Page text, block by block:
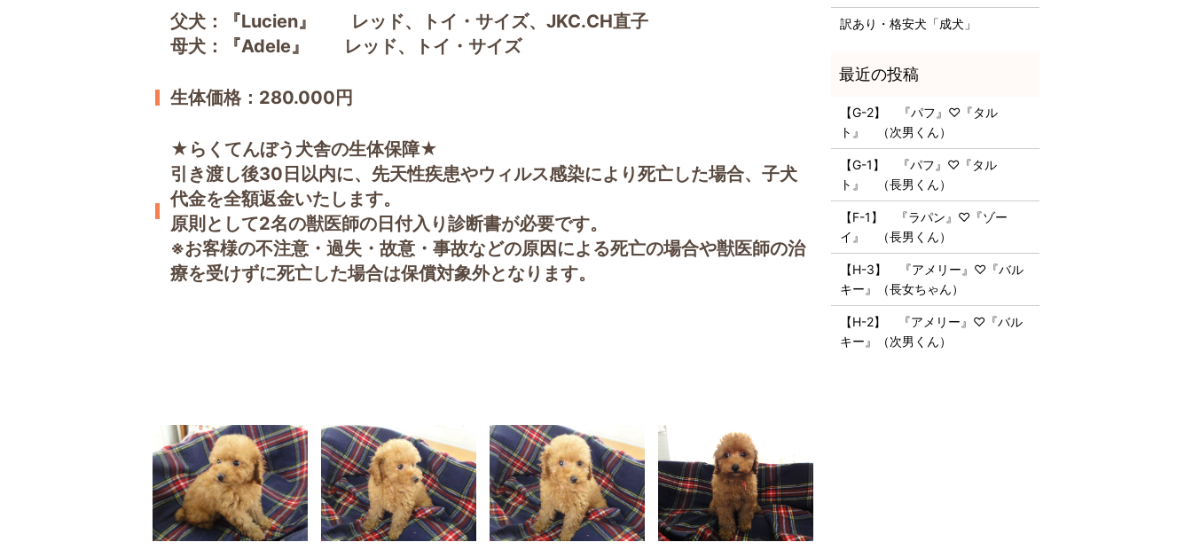
父犬：『Lucien』 レッド、トイ・サイズ、JKC.CH直子
母犬：『Adele』 レッド、トイ・サイズ
生体価格：280.000円
★らくてんぼう犬舎の生体保障★
引き渡し後30日以内に、先天性疾患やウィルス感染により死亡した場合、子犬
代金を全額返金いたします。
原則として2名の獣医師の日付入り診断書が必要です。
※お客様の不注意・過失・故意・事故などの原因による死亡の場合や獣医師の治
療を受けずに死亡した場合は保償対象外となります。
訳あり・格安犬「成犬」
【G-2】 『パフ』♡『タル
ト』 （次男くん）
【G-1】 『パフ』♡『タル
ト』 （長男くん）
【F-1】 『ラパン』♡『ゾー
イ』 （長男くん）
【H-3】 『アメリー』♡『バル
キー』（長女ちゃん）
【H-2】 『アメリー』♡『バル
キー』（次男くん）